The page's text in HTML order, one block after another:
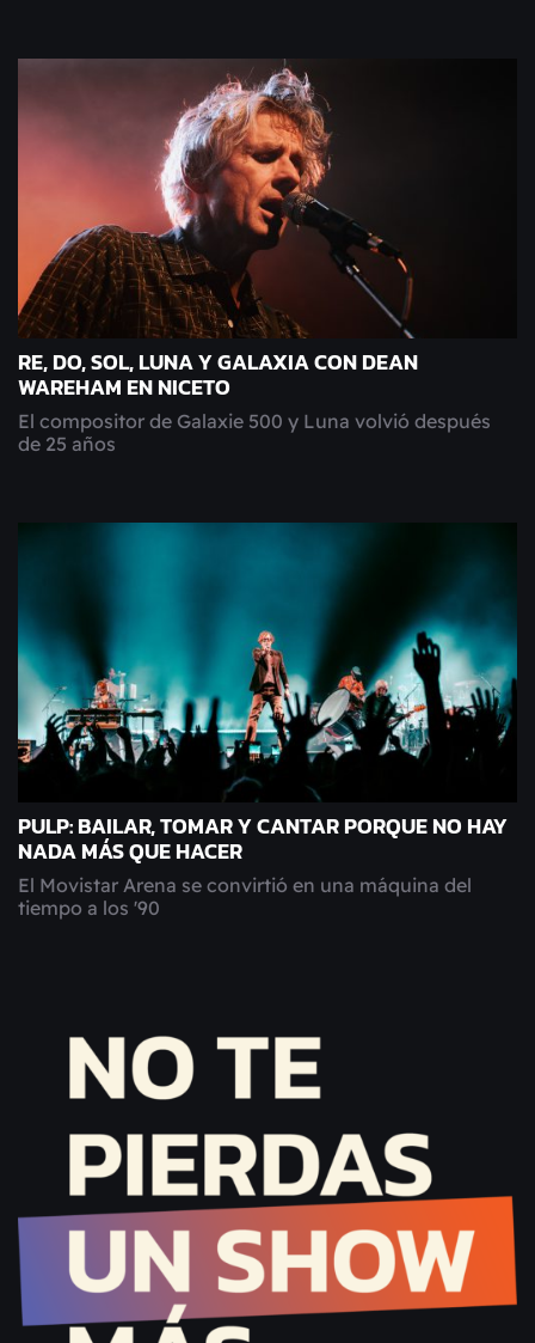
RE, DO, SOL, LUNA Y GALAXIA CON DEAN
WAREHAM EN NICETO
El compositor de Galaxie 500 y Luna volvió después
de 25 años
PULP: BAILAR, TOMAR Y CANTAR PORQUE NO HAY
NADA MÁS QUE HACER
El Movistar Arena se convirtió en una máquina del
tiempo a los '90